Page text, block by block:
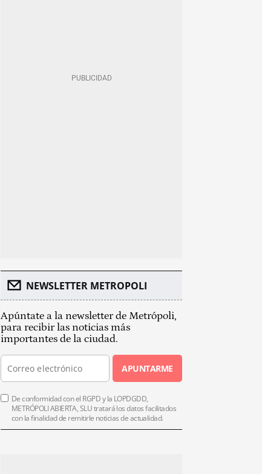
NEWSLETTER METROPOLI
Apúntate a la newsletter de Metrópoli,
para recibir las noticias más
importantes de la ciudad.
APUNTARME
De conformidad con el RGPD y la LOPDGDD,
METRÓPOLI ABIERTA, SLU tratará los datos facilitados
con la finalidad de remitirle noticias de actualidad.